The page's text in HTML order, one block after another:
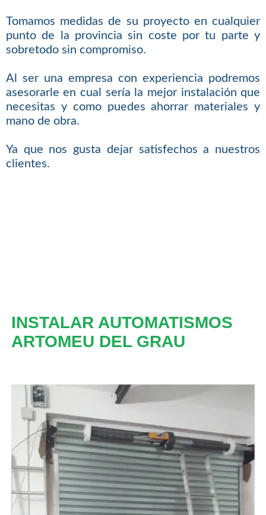
Tomamos medidas de su proyecto en cualquier
punto de la provincia sin coste por tu parte y
sobretodo sin compromiso.
Al ser una empresa con experiencia podremos
asesorarle en cual sería la mejor instalación que
necesitas y como puedes ahorrar materiales y
mano de obra.
Ya que nos gusta dejar satisfechos a nuestros
clientes.
INSTALAR AUTOMATISMOS
ARTOMEU DEL GRAU